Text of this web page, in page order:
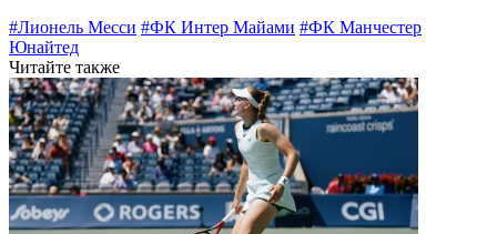
#Лионель Месси #ФК Интер Майами #ФК Манчестер
Юнайтед
Читайте также